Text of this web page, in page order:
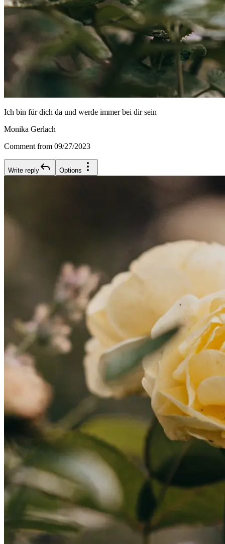
Ich bin für dich da und werde immer bei dir sein
Monika Gerlach
Comment from 09/27/2023
Write reply Options